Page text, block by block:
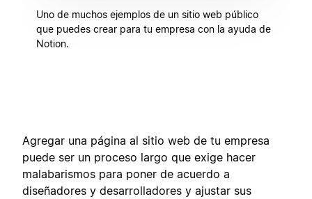
Uno de muchos ejemplos de un sitio web público
que puedes crear para tu empresa con la ayuda de
Notion.
Agregar una página al sitio web de tu empresa
puede ser un proceso largo que exige hacer
malabarismos para poner de acuerdo a
diseñadores y desarrolladores y ajustar sus